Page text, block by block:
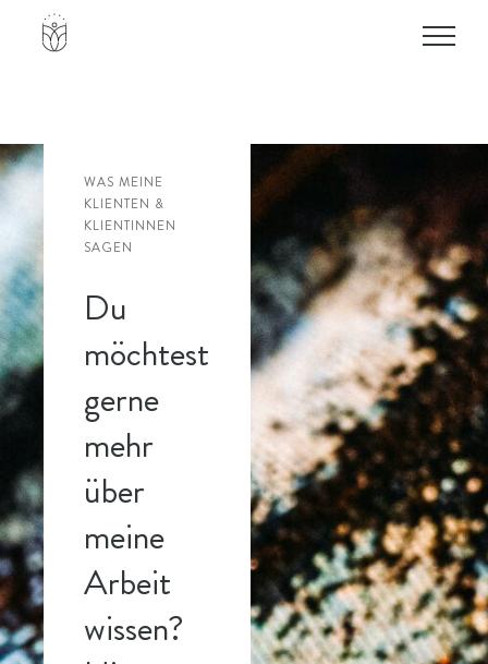
WAS MEINE
KLIENTEN &
KLIENTINNEN
SAGEN
Du
möchtest
gerne
mehr
über
meine
Arbeit
wissen?